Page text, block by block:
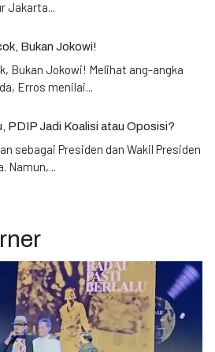
Jakarta...
Bukan Jokowi!
Bukan Jokowi! Melihat ang-angka
Erros menilai...
PDIP Jadi Koalisi atau Oposisi?
sebagai Presiden dan Wakil Presiden
Namun,...